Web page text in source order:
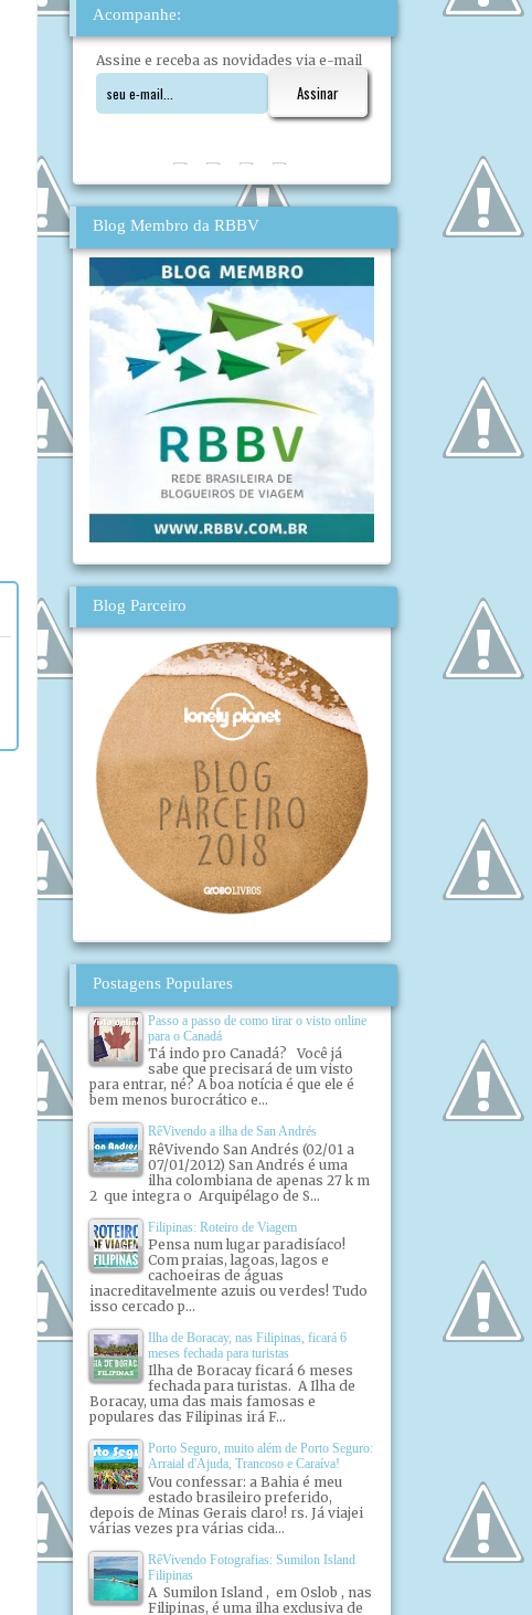
Acompanhe:
Assine e receba as novidades via e-mail
Blog Membro da RBBV
Blog Parceiro
Postagens Populares
Passo a passo de como tirar o visto online
para o Canadá
Tá indo pro Canadá? Você já
sabe que precisará de um visto
para entrar, né? A boa notícia é que ele é
bem menos burocrático e...
RêVivendo a ilha de San Andrés
RêVivendo San Andrés (02/01 a
07/01/2012) San Andrés é uma
ilha colombiana de apenas 27 k m
2 que integra o Arquipélago de S...
Filipinas: Roteiro de Viagem
Pensa num lugar paradisíaco!
Com praias, lagoas, lagos e
cachoeiras de águas
inacreditavelmente azuis ou verdes! Tudo
isso cercado p...
Ilha de Boracay, nas Filipinas, ficará 6
meses fechada para turistas
Ilha de Boracay ficará 6 meses
fechada para turistas. A Ilha de
Boracay, uma das mais famosas e
populares das Filipinas irá F...
Porto Seguro, muito além de Porto Seguro:
Arraial d'Ajuda, Trancoso e Caraíva!
Vou confessar: a Bahia é meu
estado brasileiro preferido,
depois de Minas Gerais claro! rs. Já viajei
várias vezes pra várias cida...
RêVivendo Fotografias: Sumilon Island
Filipinas
A Sumilon Island , em Oslob , nas
Filipinas, é uma ilha exclusiva de